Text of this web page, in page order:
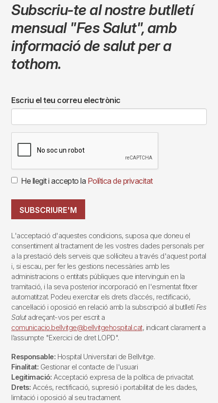
Subscriu-te al nostre butlletí
mensual "Fes Salut",amb
informació de salut per a
tothom.
Escriu el teu correu electrònic
He llegit i accepto la Política de privacitat
SUBSCRIURE'M
L'acceptació d'aquestes condicions, suposa que doneu el
consentiment al tractament de les vostres dades personals per
a la prestació dels serveis que sol·liciteu a través d'aquest portal
i, si escau, per fer les gestions necessàries amb les
administracions o entitats públiques que intervinguin en la
tramitació, i la seva posterior incorporació en l'esmentat fitxer
automatitzat. Podeu exercitar els drets d’accés, rectificació,
cancel·lació i oposició en relació amb la subscripció al butlletí Fes
Salutadreçant-vos per escrit a
comunicacio.bellvitge@bellvitgehospital.cat, indicant clarament a
l’assumpte "Exercici de dret LOPD".
Responsable: Hospital Universitari de Bellvitge.
Finalitat: Gestionar el contacte de l'usuari
Legitimació: Acceptació expresa de la política de privacitat.
Drets: Accés, rectificació, supresió i portabilitat de les dades,
limitació i oposició al seu tractament.